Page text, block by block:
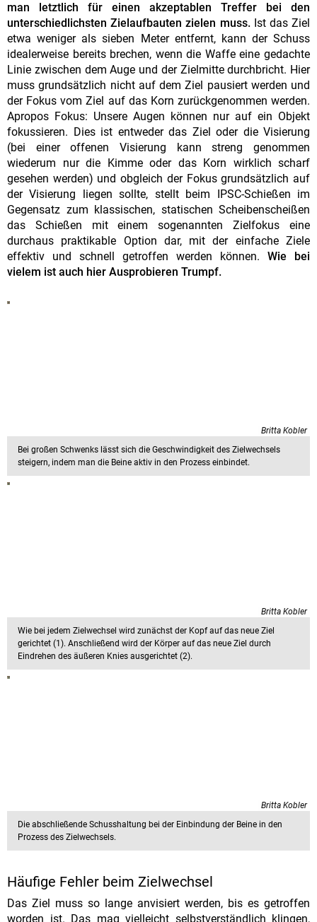
man letztlich für einen akzeptablen Treffer bei den
unterschiedlichsten Zielaufbauten zielen muss.Ist das Ziel
etwa weniger als sieben Meter entfernt, kann der Schuss
idealerweise bereits brechen, wenn die Waffe eine gedachte
Linie zwischen dem Auge und der Zielmitte durchbricht. Hier
muss grundsätzlich nicht auf dem Ziel pausiert werden und
der Fokus vom Ziel auf das Korn zurückgenommen werden.
Apropos Fokus: Unsere Augen können nur auf ein Objekt
fokussieren. Dies ist entweder das Ziel oder die Visierung
(bei einer offenen Visierung kann streng genommen
wiederum nur die Kimme oder das Korn wirklich scharf
gesehen werden) und obgleich der Fokus grundsätzlich auf
der Visierung liegen sollte, stellt beim IPSC-Schießen im
Gegensatz zum klassischen, statischen Scheibenscheißen
das Schießen mit einem sogenannten Zielfokus eine
durchaus praktikable Option dar, mit der einfache Ziele
effektiv und schnell getroffen werden können. Wie bei
vielem ist auch hier Ausprobieren Trumpf.
Britta Kobler
Bei großen Schwenks lässt sich die Geschwindigkeit des Zielwechsels
steigern, indem man die Beine aktiv in den Prozess einbindet.
Britta Kobler
Wie bei jedem Zielwechsel wird zunächst der Kopf auf das neue Ziel
gerichtet (1). Anschließend wird der Körper auf das neue Ziel durch
Eindrehen des äußeren Knies ausgerichtet (2).
Britta Kobler
Die abschließende Schusshaltung bei der Einbindung der Beine in den
Prozess des Zielwechsels.
Häufige Fehler beim Zielwechsel
Das Ziel muss so lange anvisiert werden, bis es getroffen
worden ist. Das mag vielleicht selbstverständlich klingen,